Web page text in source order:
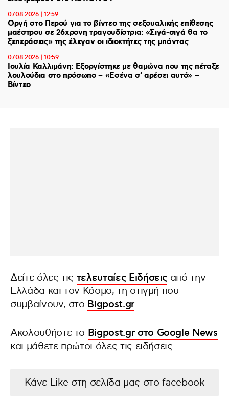
07.08.2026 | 12:59
Οργή στο Περού για το βίντεο της σεξουαλικής επίθεσης
μαέστρου σε 26χρονη τραγουδίστρια: «Σιγά-σιγά θα το
ξεπεράσεις» της έλεγαν οι ιδιοκτήτες της μπάντας
07.08.2026 | 10:59
Ιουλία Καλλιμάνη: Εξοργίστηκε με θαμώνα που της πέταξε
λουλούδια στο πρόσωπο – «Εσένα σ’ αρέσει αυτό» –
Βίντεο
Δείτε όλες τις τελευταίες Ειδήσεις από την
Ελλάδα και τον Κόσμο, τη στιγμή που
συμβαίνουν, στο Bigpost.gr
Ακολουθήστε το Bigpost.gr στο Google News
και μάθετε πρώτοι όλες τις ειδήσεις
Κάνε Like στη σελίδα μας στο facebook